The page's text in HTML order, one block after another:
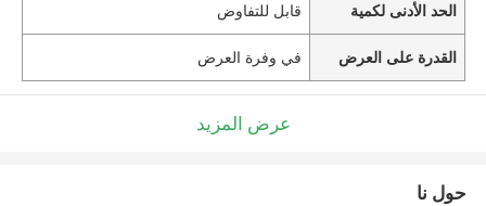
الحد الأدنى لكمية قابل للتفاوض
القدرة على العرض في وفرة العرض
عرض المزيد
حول نا